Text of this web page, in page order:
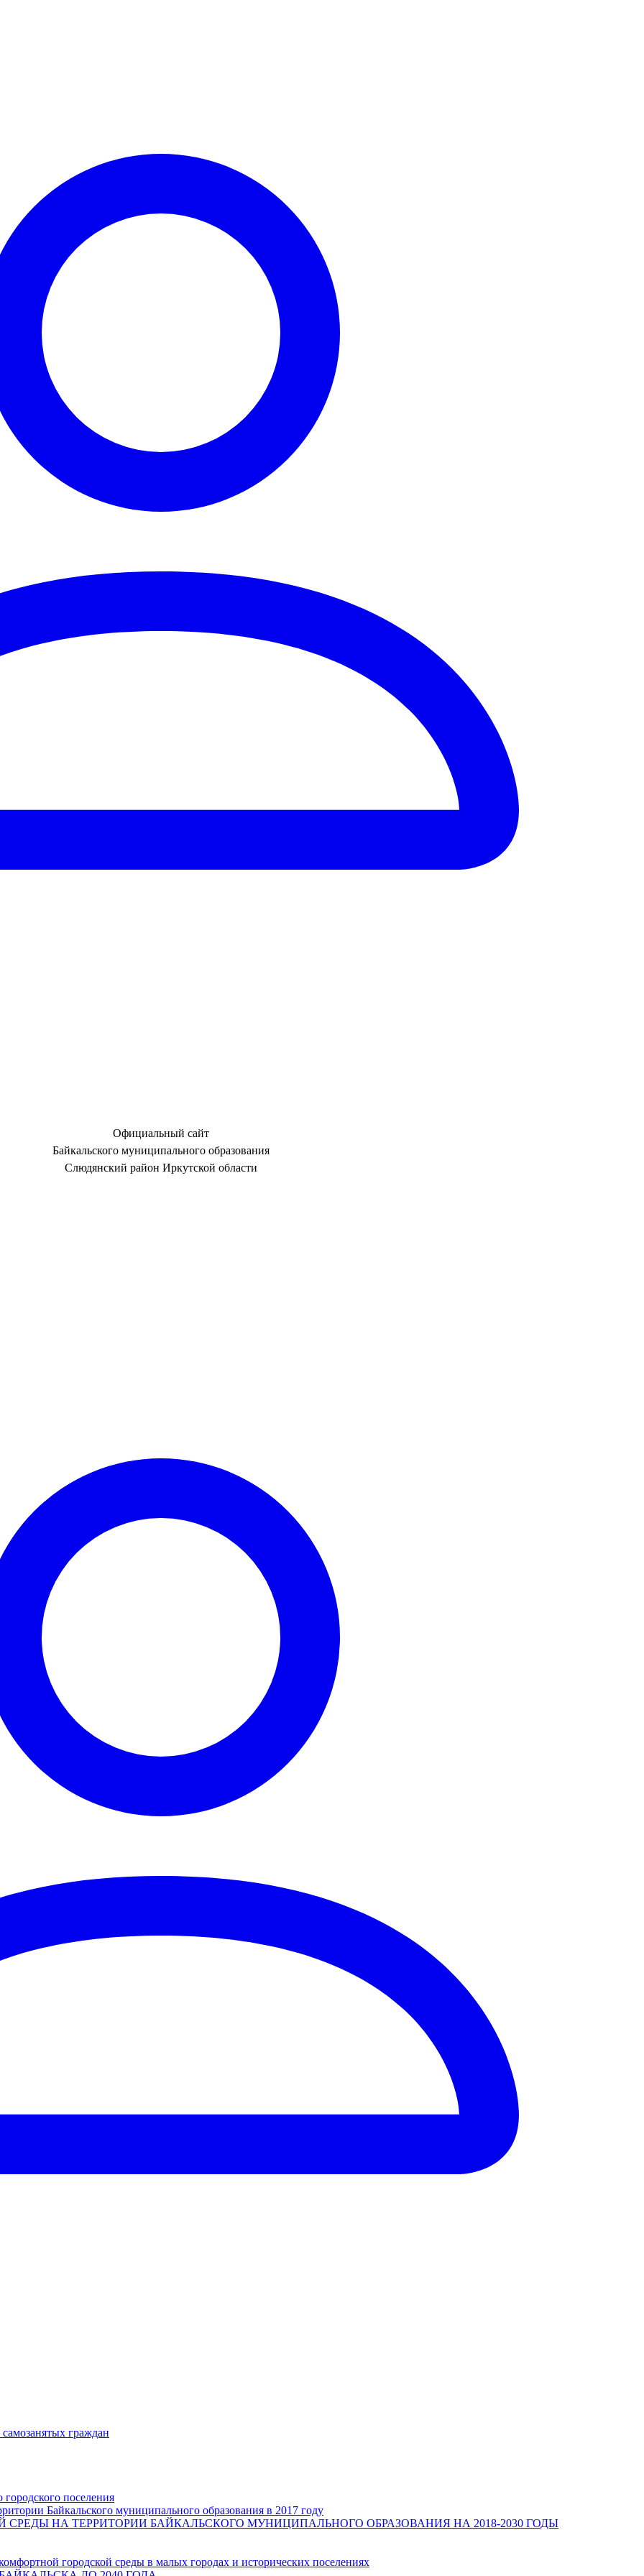
Официальный сайт
Байкальского муниципального образования
Слюдянский район Иркутской области
граждан
поселения
Байкальского муниципального образования в 2017 году
НА ТЕРРИТОРИИ БАЙКАЛЬСКОГО МУНИЦИПАЛЬНОГО ОБРАЗОВАНИЯ НА 2018-2030 ГОДЫ
городской среды в малых городах и исторических поселениях